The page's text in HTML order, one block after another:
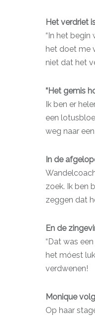
Het verdriet
“In het
het doet me
niet dat het
“Het gemis
Ik ben er
een
weg naar
In de
zoek. Ik ben
zeggen dat
En de
“Dat was
het móest
verdwenen!
Monique
Op haar